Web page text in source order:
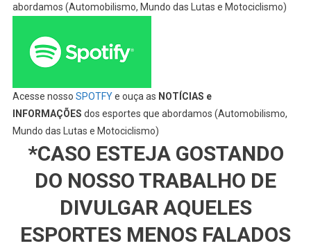
abordamos (Automobilismo, Mundo das Lutas e Motociclismo)
Acesse nosso SPOTFYe ouça as NOTÍCIAS e
INFORMAÇÕES dos esportes que abordamos (Automobilismo,
Mundo das Lutas e Motociclismo)
*CASO ESTEJA GOSTANDO
DO NOSSO TRABALHO DE
DIVULGAR AQUELES
ESPORTES MENOS FALADOS